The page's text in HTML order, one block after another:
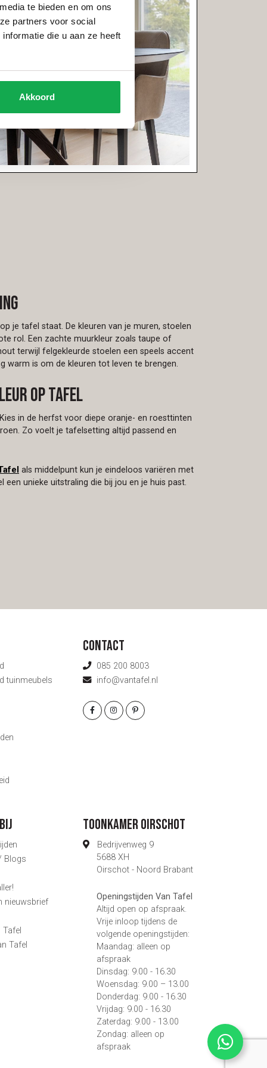
te bieden en om ons
partners voor social
die u aan ze heeft
Akkoord
je tafel staat. De kleuren van je muren, stoelen
rol. Een zachte muurkleur zoals taupe of
terwijl felgekleurde stoelen een speels accent
warm is om de kleuren tot leven te brengen.
op tafel
in de herfst voor diepe oranje- en roesttinten
Zo voelt je tafelsetting altijd passend en
als middelpunt kun je eindeloos variëren met
een unieke uitstraling die bij jou en je huis past.
tuinmeubels
Blogs
nieuwsbrief
Tafel
Toonkamer Oirschot
Bedrijvenweg 9
5688 XH
Oirschot - Noord Brabant
Openingstijden Van Tafel
Altijd open op afspraak.
Vrije inloop tijdens de
volgende openingstijden:
Maandag: alleen op
afspraak
Dinsdag: 9.00 - 16.30
Woensdag: 9.00 – 13.00
Donderdag: 9.00 - 16.30
Vrijdag: 9.00 - 16.30
Zaterdag: 9.00 - 13.00
Zondag: alleen op
afspraak
Contact
085 200 8003
info@vantafel.nl